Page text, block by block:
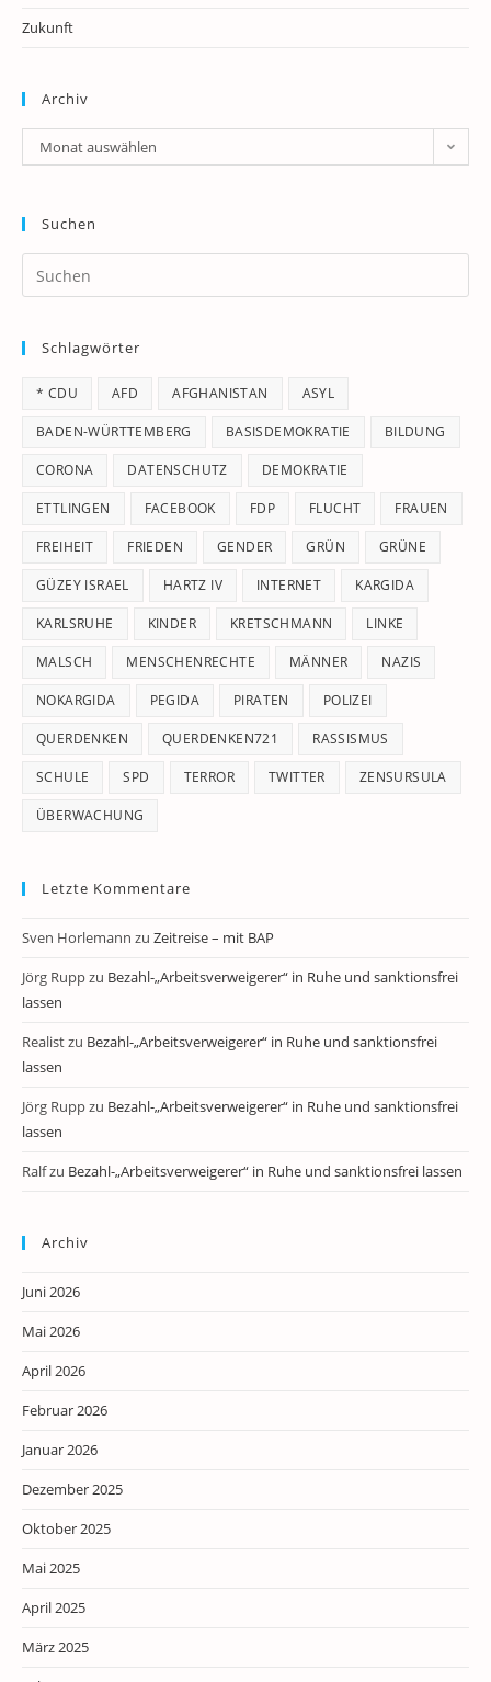
Zukunft
Archiv
Archiv
Monat auswählen
Suchen
Schlagwörter
* CDU AFD AFGHANISTAN ASYL
BADEN-WÜRTTEMBERG BASISDEMOKRATIE BILDUNG
CORONA DATENSCHUTZ DEMOKRATIE
ETTLINGEN FACEBOOK FDP FLUCHT FRAUEN
FREIHEIT FRIEDEN GENDER GRÜN GRÜNE
GÜZEY ISRAEL HARTZ IV INTERNET KARGIDA
KARLSRUHE KINDER KRETSCHMANN LINKE
MALSCH MENSCHENRECHTE MÄNNER NAZIS
NOKARGIDA PEGIDA PIRATEN POLIZEI
QUERDENKEN QUERDENKEN721 RASSISMUS
SCHULE SPD TERROR TWITTER ZENSURSULA
ÜBERWACHUNG
Letzte Kommentare
Sven Horlemann zu Zeitreise – mit BAP
Jörg Ruppzu Bezahl-„Arbeitsverweigerer“ in Ruhe und sanktionsfrei
lassen
Realistzu Bezahl-„Arbeitsverweigerer“ in Ruhe und sanktionsfrei
lassen
Jörg Ruppzu Bezahl-„Arbeitsverweigerer“ in Ruhe und sanktionsfrei
lassen
Ralfzu Bezahl-„Arbeitsverweigerer“ in Ruhe und sanktionsfrei lassen
Archiv
Juni 2026
Mai 2026
April 2026
Februar 2026
Januar 2026
Dezember 2025
Oktober 2025
Mai 2025
April 2025
März 2025